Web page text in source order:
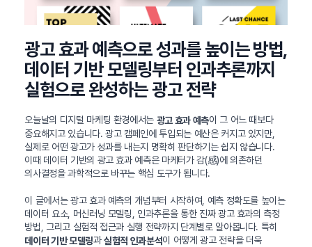
광고 효과 예측으로 성과를 높이는 방법,
데이터 기반 모델링부터 인과추론까지
실험으로 완성하는 광고 전략
오늘날의 디지털 마케팅 환경에서는 광고 효과 예측이 그 어느 때보다
중요해지고 있습니다. 광고 캠페인에 투입되는 예산은 커지고 있지만,
실제로 어떤 광고가 성과를 내는지 명확히 판단하기는 쉽지 않습니다.
이때 데이터 기반의 광고 효과 예측은 마케터가 감(感)에 의존하던
의사결정을 과학적으로 바꾸는 핵심 도구가 됩니다.
이 글에서는 광고 효과 예측의 개념부터 시작하여, 예측 정확도를 높이는
데이터 요소, 머신러닝 모델링, 인과추론을 통한 진짜 광고 효과의 측정
방법, 그리고 실험적 접근과 실행 전략까지 단계별로 알아봅니다. 특히
데이터 기반 모델링과실험적 인과분석이 어떻게 광고 전략을 더욱